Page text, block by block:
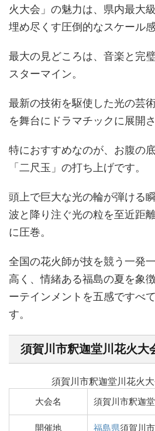
火大会」の魅力は、県内最大
埋め尽くす圧倒的なスケール感
最大の見どころは、音楽と完
スターマイン。
最新の技術を駆使した光の芸
を舞台にドラマチックに展開さ
特におすすめなのが、お腹の
「二尺玉」の打ち上げです。
頭上で巨大な光の輪が弾ける
波と降り注ぐ光の粒を至近距
に圧巻。
全国の花火師が技を競う一発
高く、情緒ある福島の夏を象
ーテインメントを五感ですべ
す。
須賀川市釈迦堂川花火大
須賀川市釈迦堂川花火
大会名 須賀川市釈迦
開催地 福島県須賀川市